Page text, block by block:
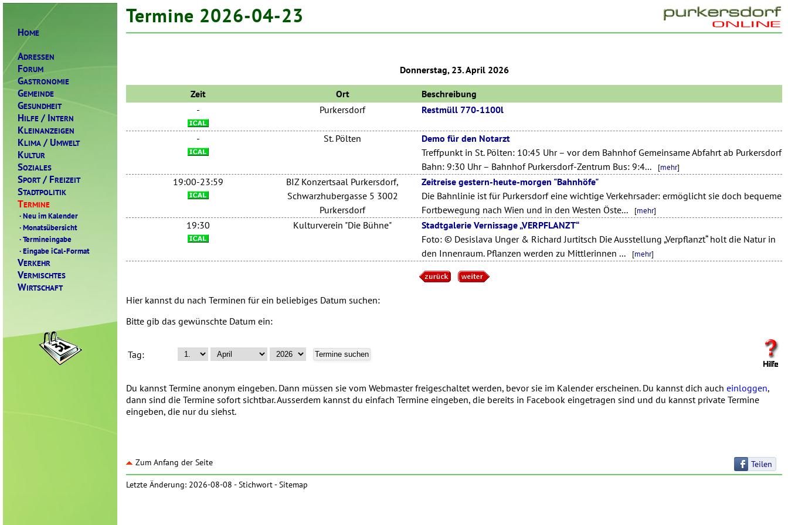
HOME
ADRESSEN
FORUM
GASTRONOMIE
GEMEINDE
GESUNDHEIT
HILFE / INTERN
KLEINANZEIGEN
KLIMA / UMWELT
KULTUR
SOZIALES
SPORT/ FREIZEIT
STADTPOLITIK
TERMINE
·Neu im Kalender
·Monatsübersicht
·Termineingabe
·Eingabe iCal-Format
VERKEHR
VERMISCHTES
WIRTSCHAFT
Termine 2026-04-23
Donnerstag, 23. April 2026
Zeit Ort
Beschreibung
-
Purkersdorf Restmüll 770-1100l
- St. Pölten
Demo für den Notarzt
Treffpunkt in St. Pölten: 10:45 Uhr – vor dem Bahnhof Gemeinsame Abfahrt ab Purkersdorf
Bahn: 9:30 Uhr – Bahnhof Purkersdorf-Zentrum Bus: 9:4...
[mehr]
19:00-23:59
BIZ Konzertsaal Purkersdorf,
Schwarzhubergasse 5 3002
Purkersdorf
Zeitreise gestern-heute-morgen "Bahnhöfe"
Die Bahnlinie ist für Purkersdorf eine wichtige Verkehrsader: ermöglicht sie doch bequeme
Fortbewegung nach Wien und in den Westen Öste...
[mehr]
19:30 Kulturverein "Die Bühne"
Stadtgalerie Vernissage „VERPFLANZT“
Foto: © Desislava Unger & Richard Jurtitsch Die Ausstellung „Verpflanzt“ holt die Natur in
den Innenraum. Pflanzen werden zu Mittlerinnen ...
[mehr]
Hier kannst du nach Terminen für ein beliebiges Datum suchen:
Bitte gib das gewünschte Datum ein:
Tag:
Du kannst Termine anonym eingeben. Dann müssen sie vom Webmaster freigeschaltet werden, bevor sie im Kalender erscheinen. Du kannst dich auch einloggen,
dann sind die Termine sofort sichtbar. Ausserdem kannst du einfach Termine eingeben, die bereits in Facebook eingetragen sind und du kannst private Termine
eingeben, die nur du siehst.
Teilen
Zum Anfang der Seite
Letzte Änderung: 2026-08-08 -Stichwort-Sitemap